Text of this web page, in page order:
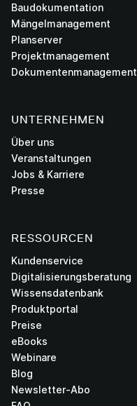
Baudokumentation
Mängelmanagement
Planserver
Projektmanagement
Dokumentenmanagement
UNTERNEHMEN
Über uns
Veranstaltungen
Jobs & Karriere
Presse
RESSOURCEN
Kundenservice
Digitalisierungsberatung
Wissensdatenbank
Produktportal
Preise
eBooks
Webinare
Blog
Newsletter-Abo